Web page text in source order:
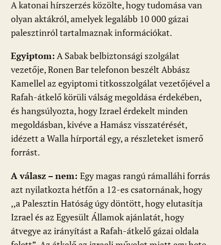
A katonai hírszerzés közölte, hogy tudomása van
olyan aktákról, amelyek legalább 10 000 gázai
palesztinról tartalmaznak információkat.
Egyiptom: A Sabak belbiztonsági szolgálat
vezetője, Ronen Bar telefonon beszélt Abbász
Kamellel az egyiptomi titkosszolgálat vezetőjével a
Rafah-átkelő körüli válság megoldása érdekében,
és hangsúlyozta, hogy Izrael érdekelt minden
megoldásban, kivéve a Hamász visszatérését,
idézett a Walla hírportál egy, a részleteket ismerő
forrást.
A válasz – nem: Egy magas rangú rámalláhi forrás
azt nyilatkozta hétfőn a 12-es csatornának, hogy
,,a Palesztin Hatóság úgy döntött, hogy elutasítja
Izrael és az Egyesült Államok ajánlatát, hogy
átvegye az irányítást a Rafah-átkelő gázai oldala